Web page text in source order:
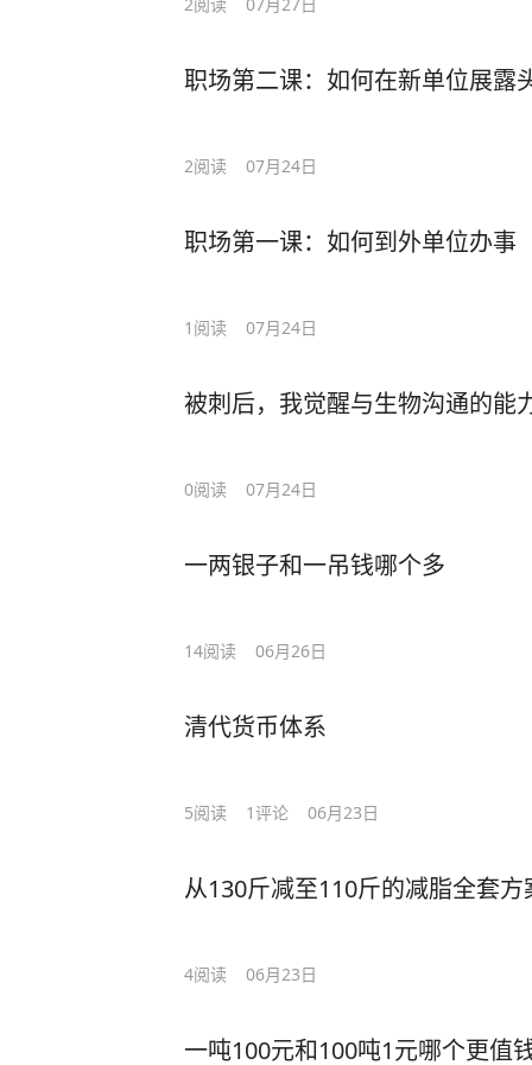
职场第二课：如何在新单位展露
2阅读 07月24日
职场第一课：如何到外单位办事
1 阅读 07月24日
被刺后，我觉醒与生物沟通的能
0阅读 07月24日
一两银子和一吊钱哪个多
14阅读 06月26日
清代货币体系
5阅读 1评论 06月23日
从130斤减至110斤的减脂全套方
4阅读 06月23日
一吨100元和100吨1元哪个更值